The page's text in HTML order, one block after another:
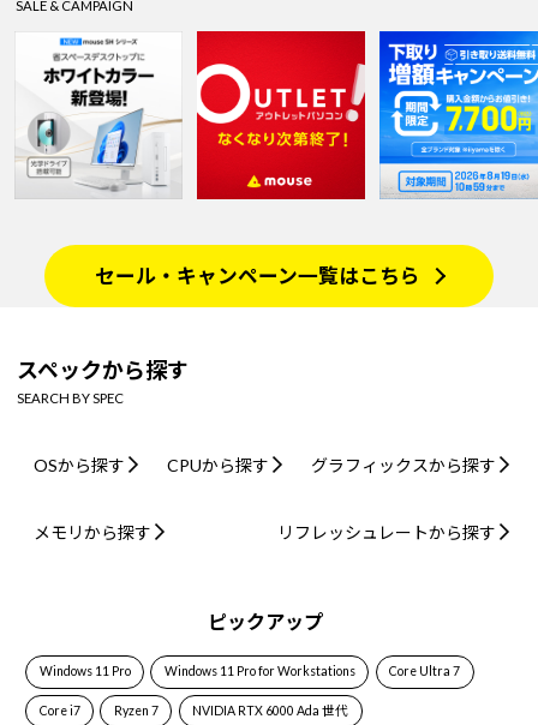
SALE & CAMPAIGN
セール・キャンペーン一覧はこちら
スペックから探す
SEARCH BY SPEC
OSから探す CPUから探す グラフィックスから探す
メモリから探す リフレッシュレートから探す
ピックアップ
Windows 11 Pro Windows 11 Pro for Workstations Core Ultra 7
Core i7 Ryzen 7 NVIDIA RTX 6000 Ada 世代